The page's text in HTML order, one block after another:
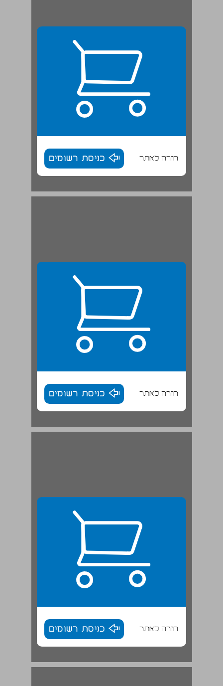
חזרה לאתר כניסת רשומים
חזרה לאתר כניסת רשומים
חזרה לאתר כניסת רשומים